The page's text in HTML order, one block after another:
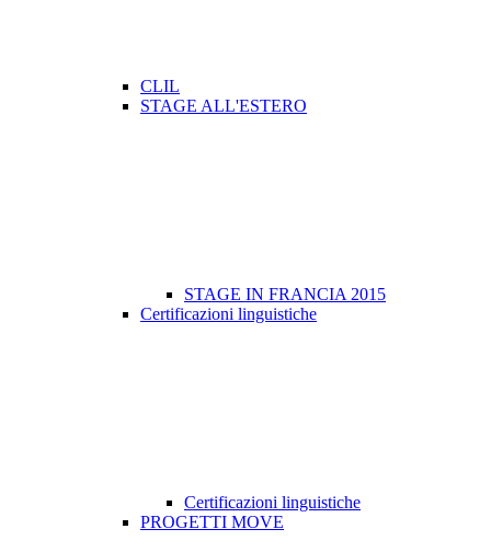
CLIL
STAGE ALL'ESTERO
STAGE IN FRANCIA 2015
Certificazioni linguistiche
Certificazioni linguistiche
PROGETTI MOVE